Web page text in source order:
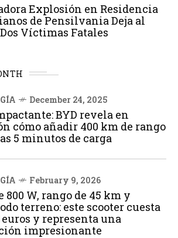
Explosión en Residencia
de Pensilvania Deja al
Víctimas Fatales
December 24, 2025
BYD revela en
cómo añadir 400 km de rango
5 minutos de carga
February 9, 2026
800 W, rango de 45 km y
terreno: este scooter cuesta
euros y representa una
impresionante